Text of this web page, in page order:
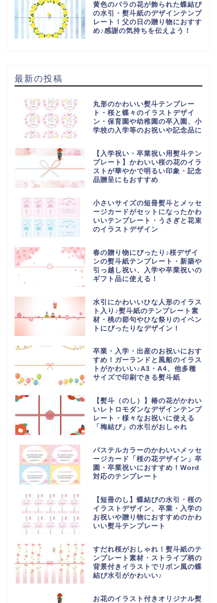
黄色のバラの花が飾られた蝶結び
の水引・熨斗紙のデザインテンプ
レート！父の日の贈り物におすす
め♪感謝の気持ちを伝えよう！
最新の投稿
丸形のかわいい熨斗テンプレー
ト・桜と蝶々のイラストデザイ
ン・保育園や幼稚園の卒入園、小
学校の入学等のお祝いや記念品に
【入学祝い・卒業祝い用熨斗テン
プレート】かわいい桜の花のイラ
ストが華やかで明るい印象・記念
品贈呈にもおすすめ
小さいサイズの短冊熨斗とメッセ
ージカードがセットになったかわ
いいテンプレート・うさぎと花束
のイラストデザイン
春の贈り物にぴったり♪桜デザイ
ンの熨斗紙テンプレート・新築や
引っ越し祝い、入学や卒業祝いの
ギフト品に使える！
水引にかわいいひな人形のイラス
ト入り♪熨斗紙のテンプレート素
材・桃の節句やひな祭りのイベン
トにぴったりなデザイン！
卒業・入学・出産のお祝いにおす
すめ！ガーランドと風船のイラス
トがかわいい♪A3・A4、他多種
サイズで印刷できる熨斗紙
【熨斗（のし）】椿の花がかわい
いレトロモダンなデザインテンプ
レート・様々なお祝いに使える
「梅結び」の水引がおしゃれ
パステルカラーのかわいいメッセ
ージカード「桜の花デザイン」卒
園・卒業祝いにおすすめ！Word
対応のテンプレート
【短冊のし】蝶結びの水引・桜の
イラストデザイン、卒業・入学の
お祝いや贈り物におすすめのかわ
いい熨斗テンプレート
すだれ桜がおしゃれ！熨斗紙のテ
ンプレート素材・ストライプ柄の
背景付きイラストでリボン風の蝶
結び水引がかわいい♪
お花のイラスト付きオリジナル熨